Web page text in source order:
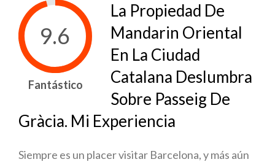
9.6
Fantástico
La Propiedad De
Mandarin Oriental
En La Ciudad
Catalana Deslumbra
Sobre Passeig De
Gràcia. Mi Experiencia
Siempre es un placer visitar Barcelona, y más aún